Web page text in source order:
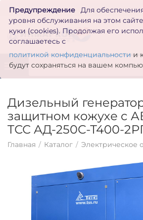
Предупреждение
Для
уровня обслуживания на этом
куки (cookies). Продолжая его
соглашаетесь с
политикой конфиденциальности и
будут сохраняться на вашем
Дизельный
защитном кожухе с
ТСС АД-250С-Т400-
Главная / Каталог / Электрическое